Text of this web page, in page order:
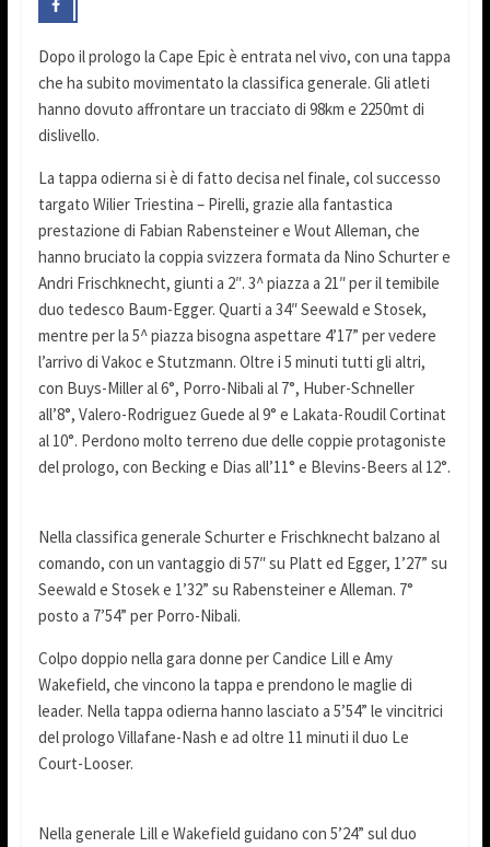
Dopo il prologo la Cape Epic è entrata nel vivo, con una tappa
che ha subito movimentato la classifica generale. Gli atleti
hanno dovuto affrontare un tracciato di 98km e 2250mt di
dislivello.
La tappa odierna si è di fatto decisa nel finale, col successo
targato Wilier Triestina – Pirelli, grazie alla fantastica
prestazione di Fabian Rabensteiner e Wout Alleman, che
hanno bruciato la coppia svizzera formata da Nino Schurter e
Andri Frischknecht, giunti a 2″. 3^ piazza a 21″ per il temibile
duo tedesco Baum-Egger. Quarti a 34″ Seewald e Stosek,
mentre per la 5^ piazza bisogna aspettare 4’17” per vedere
l’arrivo di Vakoc e Stutzmann. Oltre i 5 minuti tutti gli altri,
con Buys-Miller al 6°, Porro-Nibali al 7°, Huber-Schneller
all’8°, Valero-Rodriguez Guede al 9° e Lakata-Roudil Cortinat
al 10°. Perdono molto terreno due delle coppie protagoniste
del prologo, con Becking e Dias all’11° e Blevins-Beers al 12°.
Nella classifica generale Schurter e Frischknecht balzano al
comando, con un vantaggio di 57″ su Platt ed Egger, 1’27” su
Seewald e Stosek e 1’32” su Rabensteiner e Alleman. 7°
posto a 7’54” per Porro-Nibali.
Colpo doppio nella gara donne per Candice Lill e Amy
Wakefield, che vincono la tappa e prendono le maglie di
leader. Nella tappa odierna hanno lasciato a 5’54” le vincitrici
del prologo Villafane-Nash e ad oltre 11 minuti il duo Le
Court-Looser.
Nella generale Lill e Wakefield guidano con 5’24” sul duo